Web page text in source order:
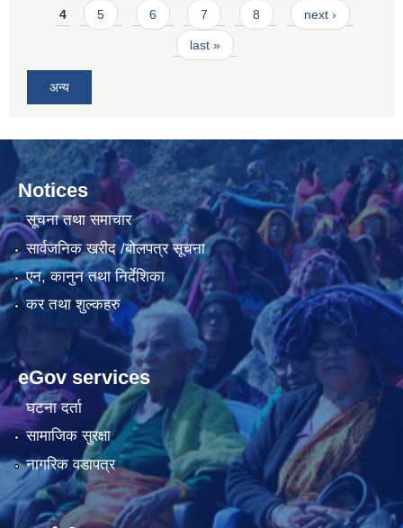
4 5 6 7 8 next ›
last »
अन्य
Notices
सूचना तथा समाचार
सार्वजनिक खरीद /बोलपत्र सूचना
एन, कानुन तथा निर्देशिका
कर तथा शुल्कहरु
eGov services
घटना दर्ता
सामाजिक सुरक्षा
नागरिक वडापत्र